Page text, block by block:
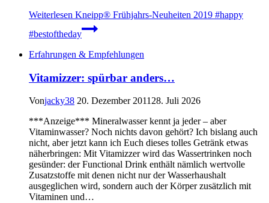
Weiterlesen Kneipp® Frühjahrs-Neuheiten 2019 #happy
#bestoftheday
Erfahrungen & Empfehlungen
Vitamizzer: spürbar anders…
Vonjacky38 20. Dezember 2011 28. Juli 2026
***Anzeige*** Mineralwasser kennt ja jeder – aber
Vitaminwasser? Noch nichts davon gehört? Ich bislang auch
nicht, aber jetzt kann ich Euch dieses tolles Getränk etwas
näherbringen: Mit Vitamizzer wird das Wassertrinken noch
gesünder: der Functional Drink enthält nämlich wertvolle
Zusatzstoffe mit denen nicht nur der Wasserhaushalt
ausgeglichen wird, sondern auch der Körper zusätzlich mit
Vitaminen und…